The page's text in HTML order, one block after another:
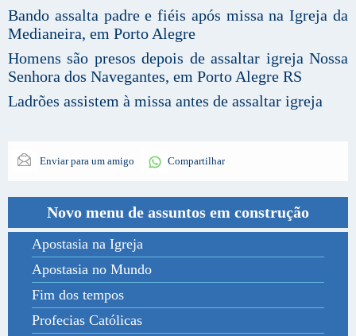
Bando assalta padre e fiéis após missa na Igreja da
Medianeira, em Porto Alegre
Homens são presos depois de assaltar igreja Nossa
Senhora dos Navegantes, em Porto Alegre RS
Ladrões assistem à missa antes de assaltar igreja
Enviar para um amigo Compartilhar
Novo menu de assuntos em construção
Apostasia na Igreja
Apostasia no Mundo
Fim dos tempos
Profecias Católicas